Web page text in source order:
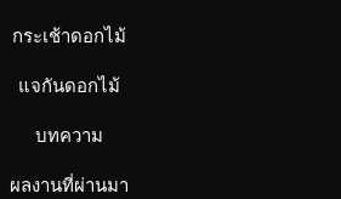
กระเช้าดอกไม้
แจกันดอกไม้
บทความ
ผลงานที่ผ่านมา